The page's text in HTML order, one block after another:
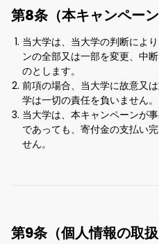
第8条（本キャンペー
当大学は、当大学の判断によ
ンの全部又は一部を変更、中
のとします。
前項の場合、当大学に故意又
学は一切の責任を負いません。
当大学は、本キャンペーンが
であっても、寄付金の支払い
せん。
第9条（個人情報の取扱